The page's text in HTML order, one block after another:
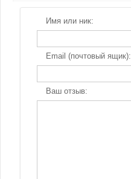
Имя или ник:
Email (почтовый ящик):
Ваш отзыв: